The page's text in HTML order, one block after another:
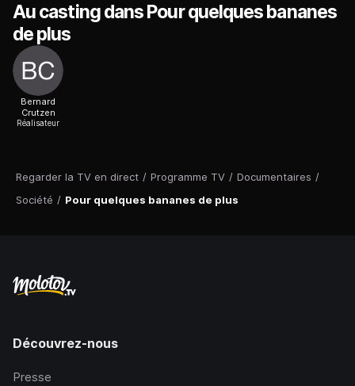
Regarder la TV en direct / Programme TV / Documentaires /
Société / Pour quelques bananes de plus
Au casting dans Pour quelques bananes
de plus
Bernard
Crutzen
Réalisateur
Découvrez-nous
Presse